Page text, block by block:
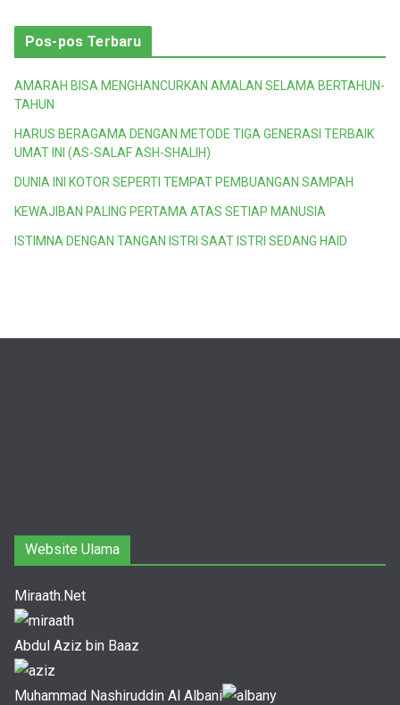
Pos-pos Terbaru
AMARAH BISA MENGHANCURKAN AMALAN SELAMA BERTAHUN-
TAHUN
HARUS BERAGAMA DENGAN METODE TIGA GENERASI TERBAIK
UMAT INI (AS-SALAF ASH-SHALIH)
DUNIA INI KOTOR SEPERTI TEMPAT PEMBUANGAN SAMPAH
KEWAJIBAN PALING PERTAMA ATAS SETIAP MANUSIA
ISTIMNA DENGAN TANGAN ISTRI SAAT ISTRI SEDANG HAID
Website Ulama
Miraath.Net
Abdul Aziz bin Baaz
Muhammad Nashiruddin Al Albani